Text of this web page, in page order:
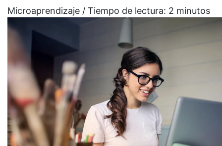
Microaprendizaje / Tiempo de lectura: 2 minutos